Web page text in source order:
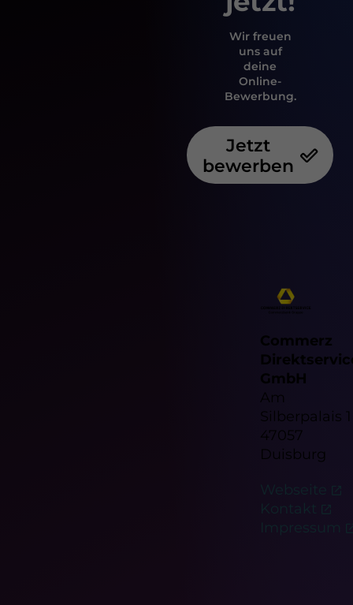
Wir freuen
uns auf
deine
Online-
Bewerbung.
Jetzt
bewerben
Commerz
GmbH
Am
Silberpalais 1
47057
Duisburg
Webseite
Kontakt
Impressum